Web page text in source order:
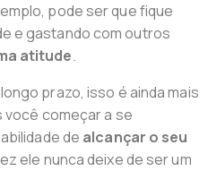
pode ser que fique
e gastando com outros
atitude.
prazo, isso é ainda mais
começar a se
de alcançar o seu
ele nunca deixe de ser um